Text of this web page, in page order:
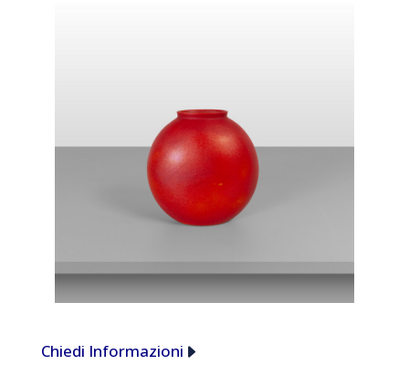
Chiedi Informazioni